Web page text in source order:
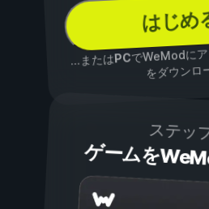
はじめ
...またはPCでWeModに
をダウンロ
ステッ
ゲームを